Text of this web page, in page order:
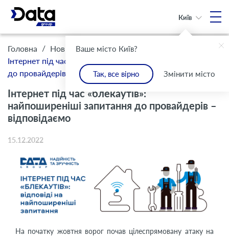
Ваше місто Київ?
Так, все вірно Змінити місто
Київ
Головна / Новини /
Інтернет під час «блекаутів»: найпоширеніші запитання
до провайдерів – відповідаємо
Інтернет під час «блекаутів»:
найпоширеніші запитання до провайдерів –
відповідаємо
15.12.2022
На початку жовтня ворог почав цілеспрямовану атаку на